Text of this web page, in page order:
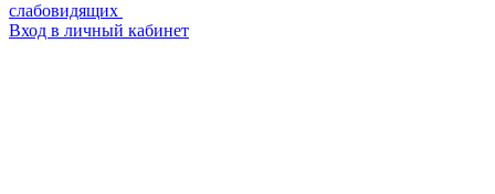
слабовидящих
Вход в личный кабинет